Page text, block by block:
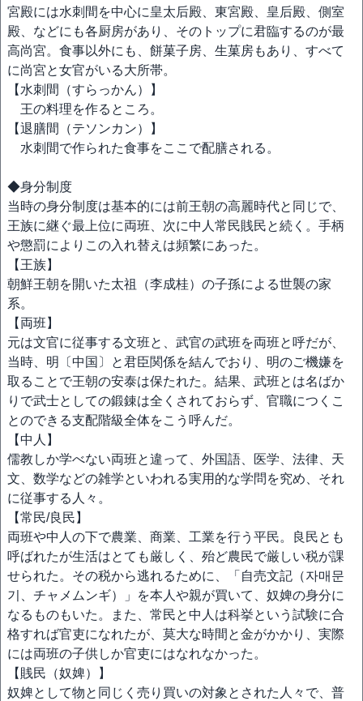
宮殿には水刺間を中心に皇太后殿、東宮殿、皇后殿、側室
殿、などにも各厨房があり、そのトップに君臨するのが最
高尚宮。食事以外にも、餅菓子房、生菓房もあり、すべて
に尚宮と女官がいる大所帯。
【水刺間（すらっかん）】
王の料理を作るところ。
【退膳間（テソンカン）】
水刺間で作られた食事をここで配膳される。
◆身分制度
当時の身分制度は基本的には前王朝の高麗時代と同じで、
王族に継ぐ最上位に両班、次に中人常民賎民と続く。手柄
や懲罰によりこの入れ替えは頻繁にあった。
【王族】
朝鮮王朝を開いた太祖（李成桂）の子孫による世襲の家
系。
【両班】
元は文官に従事する文班と、武官の武班を両班と呼だが、
当時、明〔中国〕と君臣関係を結んでおり、明のご機嫌を
取ることで王朝の安泰は保たれた。結果、武班とは名ばか
りで武士としての鍛錬は全くされておらず、官職につくこ
とのできる支配階級全体をこう呼んだ。
【中人】
儒教しか学べない両班と違って、外国語、医学、法律、天
文、数学などの雑学といわれる実用的な学問を究め、それ
に従事する人々。
【常民/良民】
両班や中人の下で農業、商業、工業を行う平民。良民とも
呼ばれたが生活はとても厳しく、殆ど農民で厳しい税が課
せられた。その税から逃れるために、「自売文記（자매문
기、チャメムンギ）」を本人や親が買いて、奴婢の身分に
なるものもいた。また、常民と中人は科挙という試験に合
格すれば官吏になれたが、莫大な時間と金がかかり、実際
には両班の子供しか官吏にはなれなかった。
【賎民（奴婢）】
奴婢として物と同じく売り買いの対象とされた人々で、普